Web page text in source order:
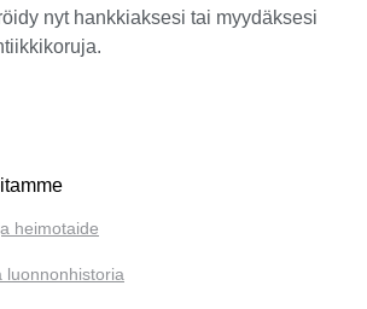
nyt hankkiaksesi tai myydäksesi
heimotaide
luonnonhistoria